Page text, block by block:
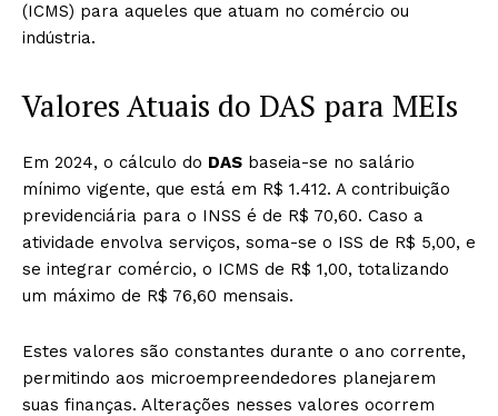
(ICMS) para aqueles que atuam no comércio ou
indústria.
Valores Atuais do DAS para MEIs
Em 2024, o cálculo do DAS baseia-se no salário
mínimo vigente, que está em R$ 1.412. A contribuição
previdenciária para o INSS é de R$ 70,60. Caso a
atividade envolva serviços, soma-se o ISS de R$ 5,00, e
se integrar comércio, o ICMS de R$ 1,00, totalizando
um máximo de R$ 76,60 mensais.
Estes valores são constantes durante o ano corrente,
permitindo aos microempreendedores planejarem
suas finanças. Alterações nesses valores ocorrem